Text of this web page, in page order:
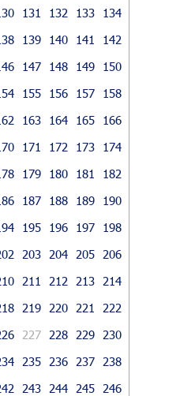
131 132 133
134
139 140 141
142
147 148 149
150
155 156 157
158
163 164 165
166
171 172 173
174
179 180 181
182
187 188 189
190
195 196 197
198
203 204 205
206
211 212 213
214
219 220 221
222
227 228 229
230
235 236 237
238
243 244 245
246